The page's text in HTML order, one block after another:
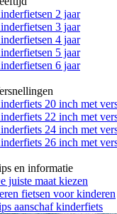
2 jaar
3 jaar
4 jaar
5 jaar
6 jaar
20 inch met
22 inch met
24 inch met
26 inch met
en informatie
juiste maat kiezen
fietsen voor kinderen
aanschaf kinderfiets